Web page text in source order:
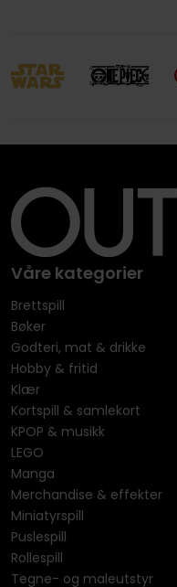
Våre kategorier
Brettspill
Bøker
Godteri, mat & drikke
Hobby & fritid
Klær
Kortspill & samlekort
KPOP & musikk
LEGO
Manga
Merchandise & effekter
Miniatyrspill
Puslespill
Rollespill
Tegne- og maleutstyr